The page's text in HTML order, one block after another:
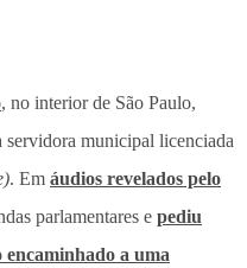
, no interior de São Paulo,
servidora municipal licenciada
. Em áudios revelados pelo
parlamentares e pediu
a uma